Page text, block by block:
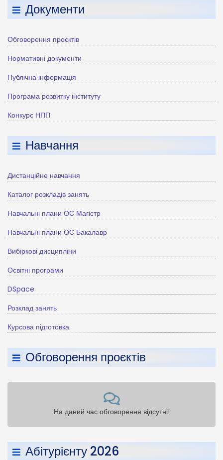
Документи
Обговорення проєктів
Нормативні документи
Публічна інформація
Програма розвитку інституту
Конкурс НПП
Навчання
Дистанційне навчання
Каталог розкладів занять
Навчальні плани ОС Магістр
Навчальні плани ОС Бакалавр
Вибіркові дисципліни
Освітні програми
DSpace
Розклад занять
Курсова підготовка
Обговорення проєктів
На даний час обговорення відсутні!
Абітурієнту 2026